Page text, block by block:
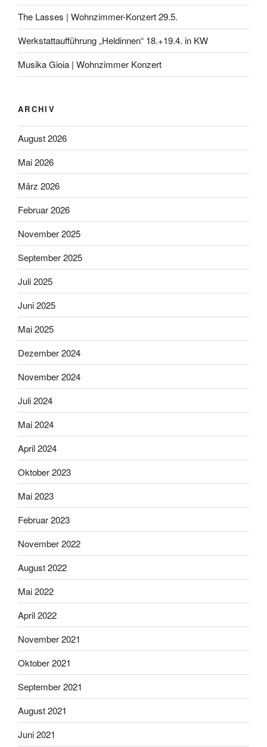
The Lasses | Wohnzimmer-Konzert 29.5.
Werkstattaufführung „Heldinnen“ 18.+19.4. in KW
Musika Gioia | Wohnzimmer Konzert
ARCHIV
August 2026
Mai 2026
März 2026
Februar 2026
November 2025
September 2025
Juli 2025
Juni 2025
Mai 2025
Dezember 2024
November 2024
Juli 2024
Mai 2024
April 2024
Oktober 2023
Mai 2023
Februar 2023
November 2022
August 2022
Mai 2022
April 2022
November 2021
Oktober 2021
September 2021
August 2021
Juni 2021